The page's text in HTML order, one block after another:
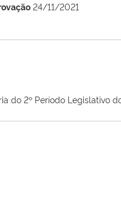
24/11/2021
do 2º Período Legislativo